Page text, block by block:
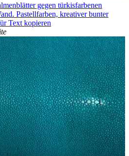
gegen türkisfarbenen
Pastellfarben, kreativer bunter
Text kopieren